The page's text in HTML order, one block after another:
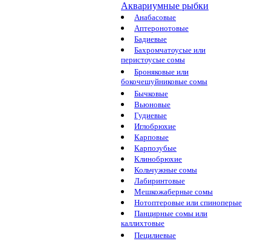
Аквариумные рыбки
Анабасовые
Аптеронотовые
Бадиевые
Бахромчатоусые или
перистоусые сомы
Броняковые или
бокочешуйниковые сомы
Бычковые
Вьюновые
Гудиевые
Иглобрюхие
Карповые
Карпозубые
Клинобрюхие
Кольчужные сомы
Лабиринтовые
Мешкожаберные сомы
Нотоптеровые или спиноперые
Панцирные сомы или
каллихтовые
Пецилиевые